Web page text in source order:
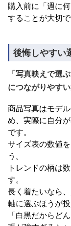
購入前に「週に
することが大切で
後悔しやすい
「写真映えで選
につながりやす
商品写真はモデ
め、実際に自分
です。
サイズ表の数値
う。
トレンドの柄は
す。
長く着たいなら
軸に選ぶほうが
「白黒だからど